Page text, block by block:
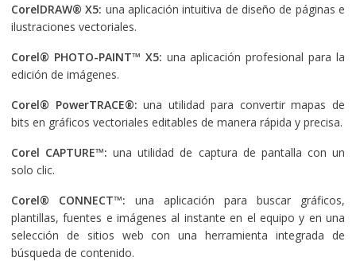
CorelDRAW® X5: una aplicación intuitiva de diseño de páginas e
ilustraciones vectoriales.
Corel® PHOTO-PAINT™ X5: una aplicación profesional para la
edición de imágenes.
Corel® PowerTRACE®:una utilidad para convertir mapas de
bits en gráficos vectoriales editables de manera rápida y precisa.
Corel CAPTURE™:una utilidad de captura de pantalla con un
solo clic.
Corel® CONNECT™: una aplicación para buscar gráficos,
plantillas, fuentes e imágenes al instante en el equipo y en una
selección de sitios web con una herramienta integrada de
búsqueda de contenido.